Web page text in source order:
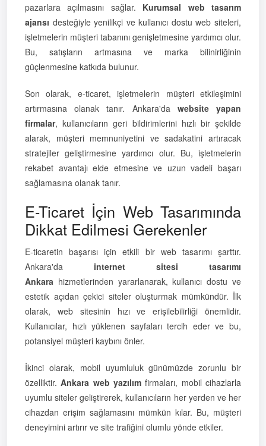
pazarlara açılmasını sağlar. Kurumsal web tasarım
ajansı desteğiyle yenilikçi ve kullanıcı dostu web siteleri,
işletmelerin müşteri tabanını genişletmesine yardımcı olur.
Bu, satışların artmasına ve marka bilinirliğinin
güçlenmesine katkıda bulunur.
Son olarak, e-ticaret, işletmelerin müşteri etkileşimini
artırmasına olanak tanır. Ankara'da website yapan
firmalar, kullanıcıların geri bildirimlerini hızlı bir şekilde
alarak, müşteri memnuniyetini ve sadakatini artıracak
stratejiler geliştirmesine yardımcı olur. Bu, işletmelerin
rekabet avantajı elde etmesine ve uzun vadeli başarı
sağlamasına olanak tanır.
E-Ticaret İçin Web Tasarımında
Dikkat Edilmesi Gerekenler
E-ticaretin başarısı için etkili bir web tasarımı şarttır.
Ankara'da internet sitesi tasarımı
Ankara hizmetlerinden yararlanarak, kullanıcı dostu ve
estetik açıdan çekici siteler oluşturmak mümkündür. İlk
olarak, web sitesinin hızı ve erişilebilirliği önemlidir.
Kullanıcılar, hızlı yüklenen sayfaları tercih eder ve bu,
potansiyel müşteri kaybını önler.
İkinci olarak, mobil uyumluluk günümüzde zorunlu bir
özelliktir.Ankara web yazılım firmaları, mobil cihazlarla
uyumlu siteler geliştirerek, kullanıcıların her yerden ve her
cihazdan erişim sağlamasını mümkün kılar. Bu, müşteri
deneyimini artırır ve site trafiğini olumlu yönde etkiler.